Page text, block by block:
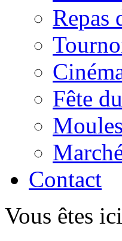
Repas
Fête
Contact
Vous êtes